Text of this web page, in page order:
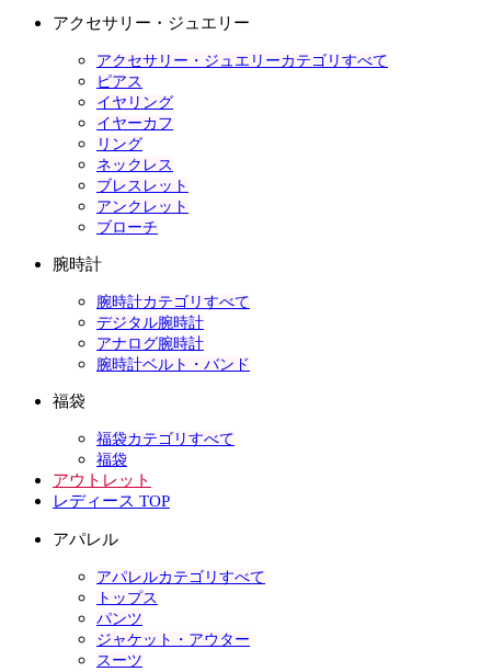
アクセサリー・ジュエリー
アクセサリー・ジュエリーカテゴリすべて
ピアス
イヤリング
イヤーカフ
リング
ネックレス
ブレスレット
アンクレット
ブローチ
腕時計
腕時計カテゴリすべて
デジタル腕時計
アナログ腕時計
腕時計ベルト・バンド
福袋
福袋カテゴリすべて
福袋
アウトレット
レディース TOP
アパレル
アパレルカテゴリすべて
トップス
パンツ
ジャケット・アウター
スーツ